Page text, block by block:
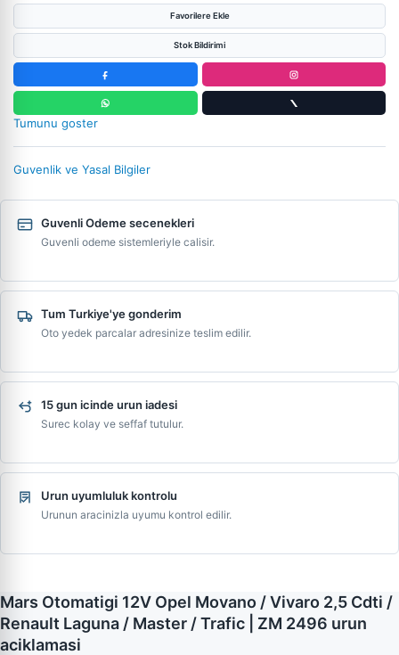
Favorilere Ekle
Stok Bildirimi
Tumunu goster
Guvenlik ve Yasal Bilgiler
Guvenli Odeme secenekleri
Guvenli odeme sistemleriyle calisir.
Tum Turkiye'ye gonderim
Oto yedek parcalar adresinize teslim edilir.
15 gun icinde urun iadesi
Surec kolay ve seffaf tutulur.
Urun uyumluluk kontrolu
Urunun aracinizla uyumu kontrol edilir.
Mars Otomatigi 12V Opel Movano / Vivaro 2,5 Cdti /
Renault Laguna / Master / Trafic | ZM 2496 urun
aciklamasi